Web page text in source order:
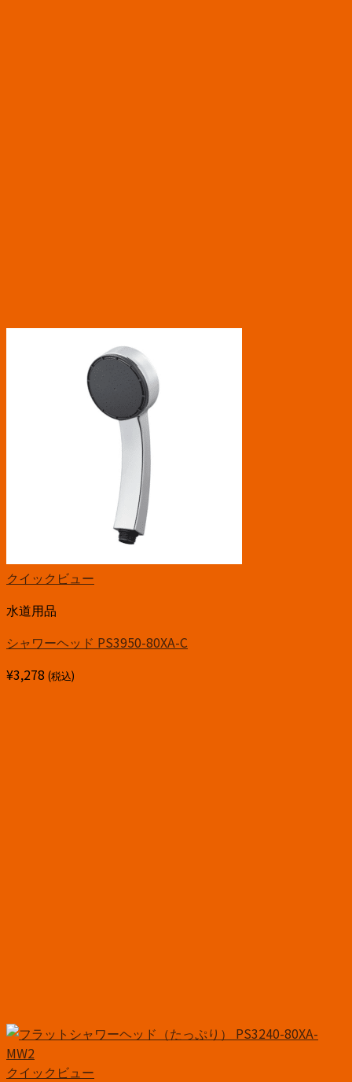
クイックビュー
水道用品
シャワーヘッド PS3950-80XA-C
¥3,278 (税込)
クイックビュー